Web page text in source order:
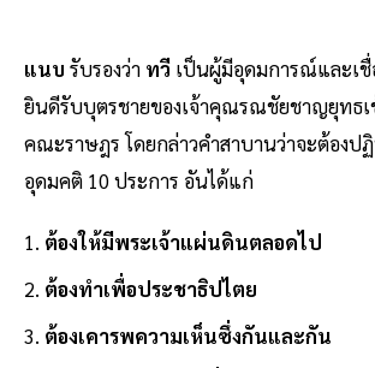
แนบ รับรองว่า ทวี เป็นผู้มีอุดมการณ์และเ
ยินดีรับบุตรชายของเจ้าคุณรณชัยชาญยุทธเ
คณะราษฎร โดยกล่าวคำสาบานว่าจะต้องป
อุดมคติ 10 ประการ อันได้แก่
ต้องให้มีพระเจ้าแผ่นดินตลอดไป
ต้องทำเพื่อประชาธิปไตย
ต้องเคารพความเห็นซึ่งกันและกัน